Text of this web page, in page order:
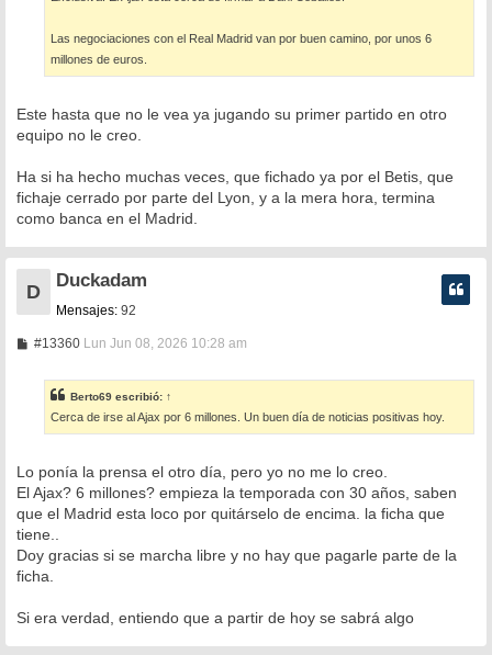
Las negociaciones con el Real Madrid van por buen camino, por unos 6
millones de euros.
Este hasta que no le vea ya jugando su primer partido en otro
equipo no le creo.
Ha si ha hecho muchas veces, que fichado ya por el Betis, que
fichaje cerrado por parte del Lyon, y a la mera hora, termina
como banca en el Madrid.
D
Duckadam
Mensajes: 92
#13360M
a
j
e
Lun Jun 08, 2026 10:28 am
Berto69 escribió: ↑
Cerca de irse al Ajax por 6 millones. Un buen día de noticias positivas hoy.
Lo ponía la prensa el otro día, pero yo no me lo creo.
El Ajax? 6 millones? empieza la temporada con 30 años, saben
que el Madrid esta loco por quitárselo de encima. la ficha que
tiene..
Doy gracias si se marcha libre y no hay que pagarle parte de la
ficha.
Si era verdad, entiendo que a partir de hoy se sabrá algo